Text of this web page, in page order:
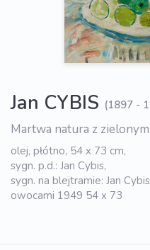
Jan CYBIS (1897 -
Martwa natura z
olej, płótno, 54 x 73 cm,
sygn. p.d.: Jan Cybis,
sygn. na blejtramie: Jan
owocami 1949 54 x 73